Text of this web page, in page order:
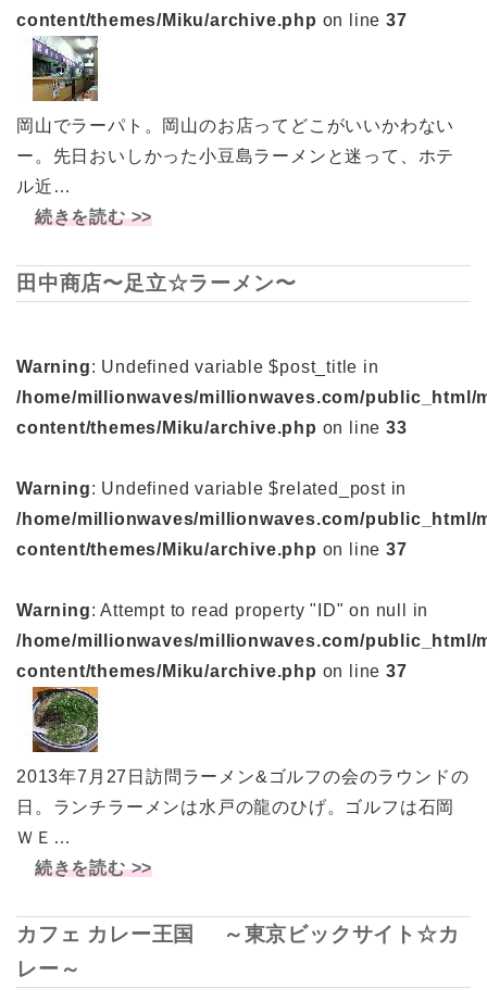
content/themes/Miku/archive.php on line37
岡山でラーパト。岡山のお店ってどこがいいかわない
ー。先日おいしかった小豆島ラーメンと迷って、ホテ
ル近…
続きを読む >>
田中商店〜足立☆ラーメン〜
Warning: Undefined variable $post_title in
/home/millionwaves/millionwaves.com/public_html/
content/themes/Miku/archive.php on line33
Warning: Undefined variable $related_post in
/home/millionwaves/millionwaves.com/public_html/
content/themes/Miku/archive.php on line37
Warning: Attempt to read property "ID" on null in
/home/millionwaves/millionwaves.com/public_html/
content/themes/Miku/archive.php on line37
2013年7月27日訪問ラーメン&ゴルフの会のラウンドの
日。ランチラーメンは水戸の龍のひげ。ゴルフは石岡
ＷＥ…
続きを読む >>
カフェ カレー王国 ～東京ビックサイト☆カ
レー～